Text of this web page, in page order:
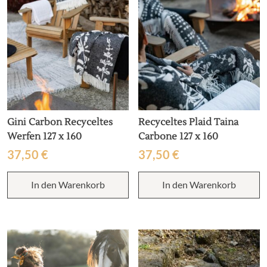
auf
der
Produktseite
gewählt
werden
Gini Carbon Recyceltes
Werfen 127 x 160
37,50 €
In den Warenkorb
Recyceltes Plaid Taina
Carbone 127 x 160
37,50€
In den Warenkorb